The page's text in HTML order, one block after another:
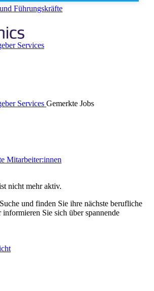
Führungskräfte
Services
Services Gemerkte Jobs
Mitarbeiter:innen
nicht mehr aktiv.
und finden Sie ihre nächste berufliche
Sie sich über spannende